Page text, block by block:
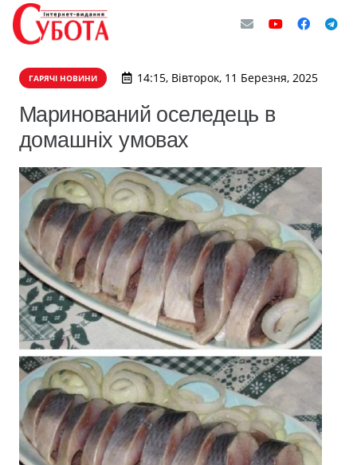
ГАРЯЧІ НОВИНИ 14:15, Вівторок, 11 Березня, 2025
Маринований оселедець в
домашніх умовах